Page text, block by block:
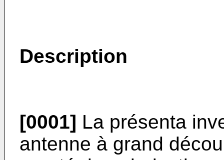
Description
[0001] La présenta
antenne à grand